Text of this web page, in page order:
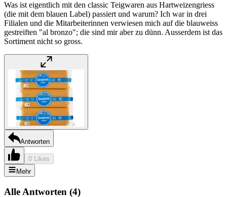
Was ist eigentlich mit den classic Teigwaren aus Hartweizengriess
(die mit dem blauen Label) passiert und warum? Ich war in drei
Filialen und die Mitarbeiterinnen verwiesen mich auf die blauweiss
gestreiften "al bronzo"; die sind mir aber zu dünn. Ausserdem ist das
Sortiment nicht so gross.
Antworten
0 Likes
Mehr
Alle Antworten (4)